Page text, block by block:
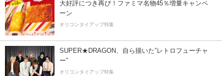
大好評につき再び！ファミマ名物45％増量キャンペ
ーン
オリコンタイアップ特集
SUPER★DRAGON、自ら描いた”レトロフューチャ
ー”
オリコンタイアップ特集